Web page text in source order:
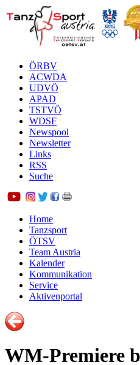
ÖRBV
ACWDA
UDVÖ
APAD
TSTVÖ
WDSF
Newspool
Newsletter
Links
RSS
Suche
Home
Tanzsport
ÖTSV
Team Austria
Kalender
Kommunikation
Service
Aktivenportal
WM-Premiere